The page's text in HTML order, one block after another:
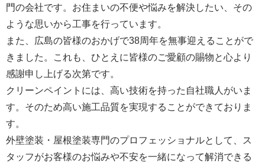
門の会社です。お住まいの不便や悩みを解決したい、その
ような思いから工事を行っています。
また、広島の皆様のおかげで38周年を無事迎えることがで
きました。これも、ひとえに皆様のご愛顧の賜物と心より
感謝申し上げる次第です。
クリーンペイントには、高い技術を持った自社職人がいま
す。そのため高い施工品質を実現することができておりま
す。
外壁塗装・屋根塗装専門のプロフェッショナルとして、ス
タッフがお客様のお悩みや不安を一緒になって解消できる